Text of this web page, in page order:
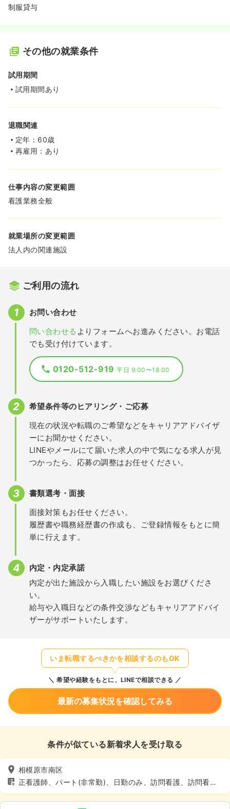
制服貸与
その他の就業条件
試用期間
試用期間あり
退職関連
定年：60歳
再雇用：あり
仕事内容の変更範囲
看護業務全般
就業場所の変更範囲
法人内の関連施設
ご利用の流れ
お問い合わせ
問い合わせる よりフォームへお進みください。お電話
でも受け付けています。
0120-512-919平日 9:00〜18:00
希望条件等のヒアリング・ご応募
現在の状況や転職のご希望などをキャリアアドバイザ
ーにお聞かせください。
LINEやメールにて届いた求人の中で気になる求人が見
つかったら、応募の調整はお任せください。
書類選考・面接
面接対策もお任せください。
履歴書や職務経歴書の作成も、ご登録情報をもとに簡
単に行えます。
内定・内定承諾
内定が出た施設から入職したい施設をお選びくださ
い。
給与や入職日などの条件交渉などもキャリアアドバイ
ザーがサポートいたします。
いま転職するべきかを相談するのもOK
希望や経験をもとに、LINEで相談できる
最新の募集状況を確認してみる
条件が似ている新着求人を受け取る
相模原市南区
正看護師、パート(非常勤)、日勤のみ、訪問看護、訪問看
護、4週8休以上、土日休み